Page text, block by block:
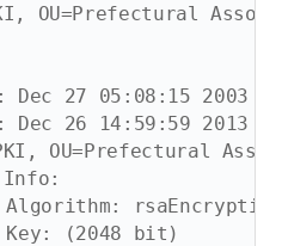
OU=Prefectural
OU=Prefectural
Info: